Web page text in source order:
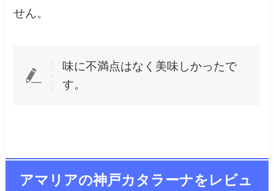
せん。
味に不満点はなく美味しかったで
す。
アマリアの神戸カタラーナをレビュ